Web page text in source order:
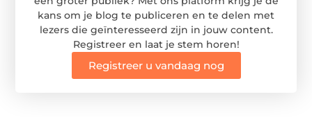
kans om je blog te publiceren en te delen met
lezers die geïnteresseerd zijn in jouw content.
Registreer en laat je stem horen!
Registreer u vandaag nog